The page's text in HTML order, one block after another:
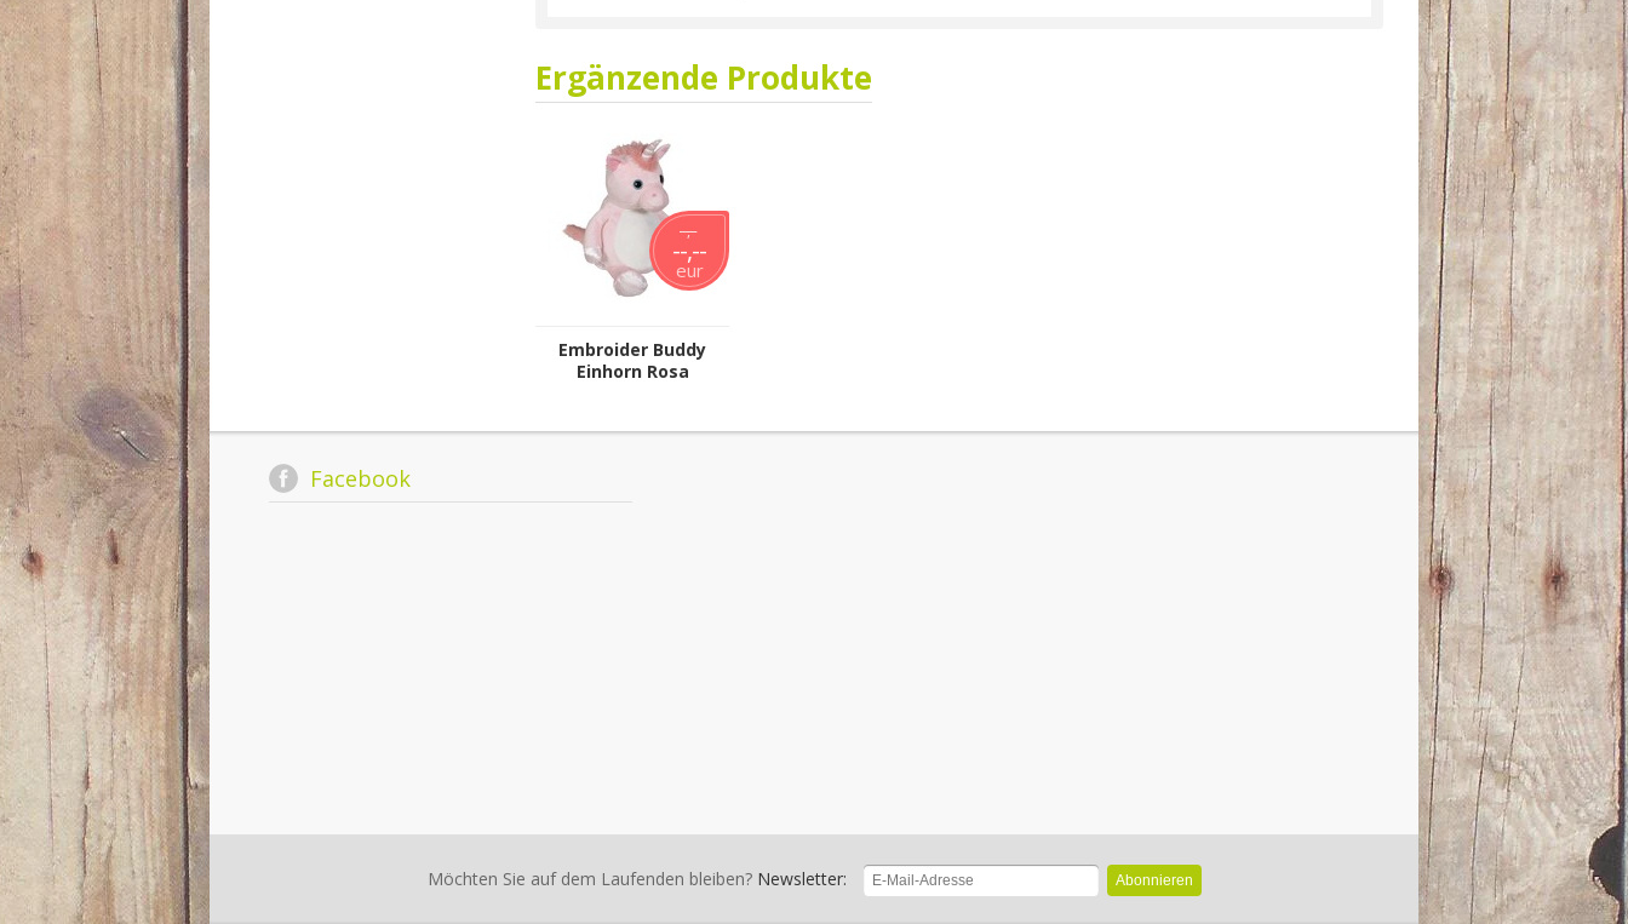
Ergänzende Produkte
--,--
--,--
eur
Embroider Buddy
Einhorn Rosa
Facebook
Möchten Sie auf dem Laufenden bleiben?Newsletter: Abonnieren